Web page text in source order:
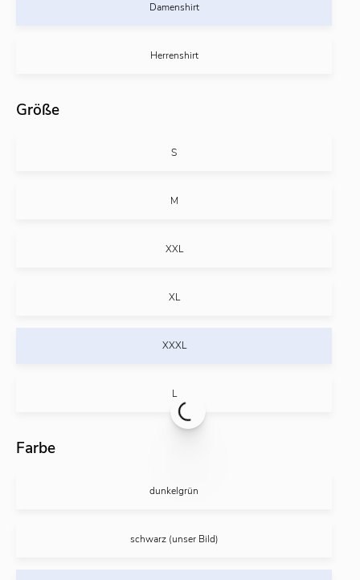
Damenshirt
Herrenshirt
Größe
S
M
XXL
XL
XXXL
L
Farbe
dunkelgrün
schwarz (unser Bild)